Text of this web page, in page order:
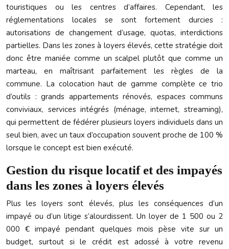
touristiques ou les centres d’affaires. Cependant, les
réglementations locales se sont fortement durcies :
autorisations de changement d’usage, quotas, interdictions
partielles. Dans les zones à loyers élevés, cette stratégie doit
donc être maniée comme un scalpel plutôt que comme un
marteau, en maîtrisant parfaitement les règles de la
commune. La colocation haut de gamme complète ce trio
d’outils : grands appartements rénovés, espaces communs
conviviaux, services intégrés (ménage, internet, streaming),
qui permettent de fédérer plusieurs loyers individuels dans un
seul bien, avec un taux d’occupation souvent proche de 100 %
lorsque le concept est bien exécuté.
Gestion du risque locatif et des impayés
dans les zones à loyers élevés
Plus les loyers sont élevés, plus les conséquences d’un
impayé ou d’un litige s’alourdissent. Un loyer de 1 500 ou 2
000 € impayé pendant quelques mois pèse vite sur un
budget, surtout si le crédit est adossé à votre revenu